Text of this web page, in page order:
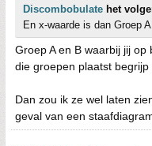
Discombobulate het
En x-waarde is dan Groep
Groep A en B waarbij jij
die groepen plaatst begrijp
Dan zou ik ze wel laten
geval van een